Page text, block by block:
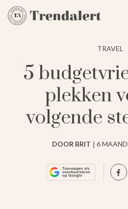
TRAVEL
5
plekken
volgende
DOOR BRIT 6